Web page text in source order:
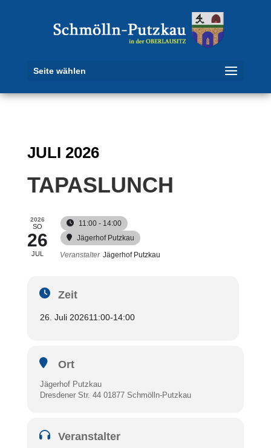
Seite wählen
JULI 2026
TAPASLUNCH
2026
SO
26
JUL
11:00 - 14:00
Jägerhof Putzkau
Veranstalter Jägerhof Putzkau
Zeit
26. Juli 202611:00-14:00
Ort
Jägerhof Putzkau
Dresdener Str. 44 01877 Schmölln-Putzkau
Veranstalter